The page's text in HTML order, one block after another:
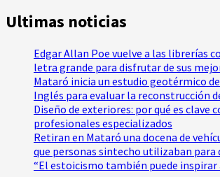
Ultimas noticias
Edgar Allan Poe vuelve a las librerías
letra grande para disfrutar de sus
Mataró inicia un estudio geotérmico
Inglés para evaluar la reconstrucción
Diseño de exteriores: por qué es clave
profesionales especializados
Retiran en Mataró una docena de
que personas sintecho utilizaban para
“El estoicismo también puede inspirar